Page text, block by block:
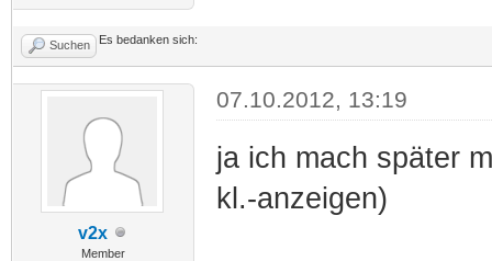
Suchen Es bedanken sich:
v2x
Member
07.10.2012, 13:19
ja ich mach später
kl.-anzeigen)